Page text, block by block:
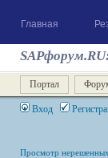
Главная
Портал
Вход
Просмотр